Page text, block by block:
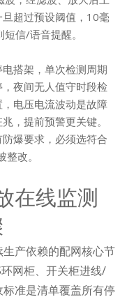
超过预设阈值，10毫
信/语音提醒。
搭架，单次检测周期
夜间无人值守时段检
电压电流波动是故障
，提前预警更关键。
爆要求，必须选符合
改。
在线监测
产依赖的配网核心节
网柜、开关柜进线/
准是清单覆盖所有停